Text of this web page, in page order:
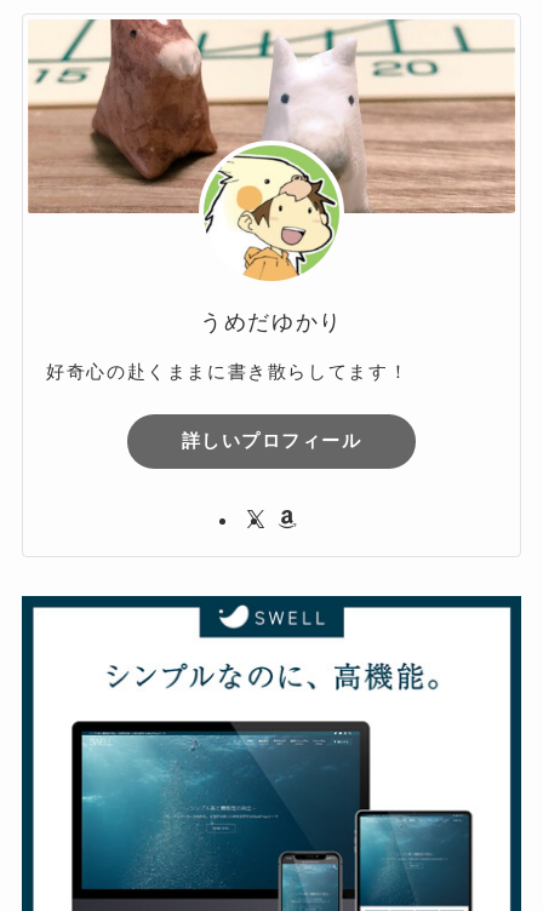
ブ
うめだゆかり
好奇心の赴くままに書き散らしてます！
詳しいプロフィール